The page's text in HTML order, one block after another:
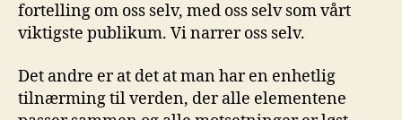
fortelling om oss selv, med oss selv som vårt
viktigste publikum. Vi narrer oss selv.
Det andre er at det at man har en enhetlig
tilnærming til verden, der alle elementene